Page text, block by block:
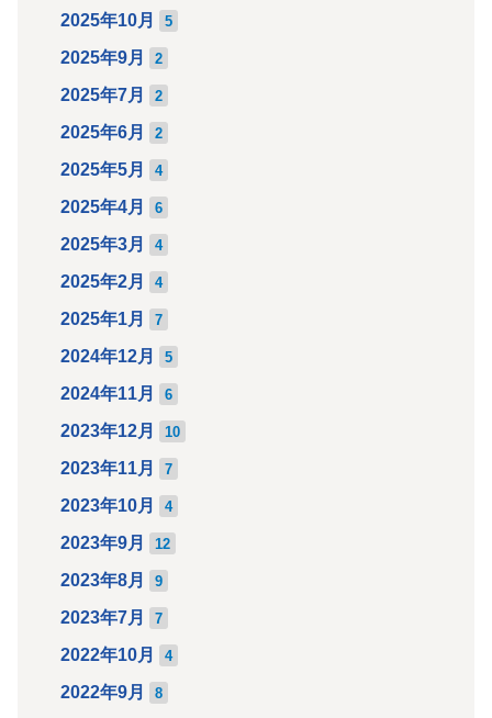
2025年10月 5
2025年9月 2
2025年7月 2
2025年6月 2
2025年5月 4
2025年4月 6
2025年3月 4
2025年2月 4
2025年1月 7
2024年12月 5
2024年11月 6
2023年12月 10
2023年11月 7
2023年10月 4
2023年9月 12
2023年8月 9
2023年7月 7
2022年10月 4
2022年9月 8